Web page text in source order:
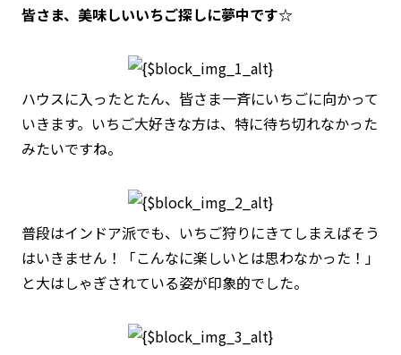
皆さま、美味しいいちご探しに夢中です☆
ハウスに入ったとたん、皆さま一斉にいちごに向かって
いきます。いちご大好きな方は、特に待ち切れなかった
みたいですね。
普段はインドア派でも、いちご狩りにきてしまえばそう
はいきません！「こんなに楽しいとは思わなかった！」
と大はしゃぎされている姿が印象的でした。